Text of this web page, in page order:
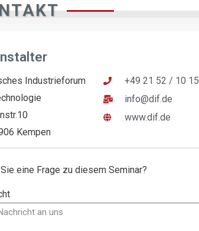
Industrieforum
Kempen
+49 21 52 / 10 15
info@dif.de
www.dif.de
eine Frage zu diesem Seminar?